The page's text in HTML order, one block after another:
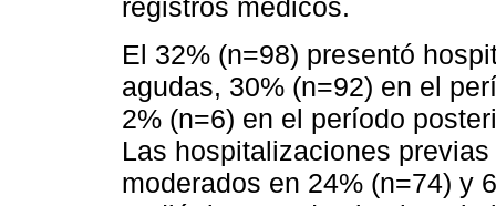
registros médicos.
El 32% (n=98) presentó
agudas, 30% (n=92) en el
2% (n=6) en el período
Las hospitalizaciones
moderados en 24% (n=74) y